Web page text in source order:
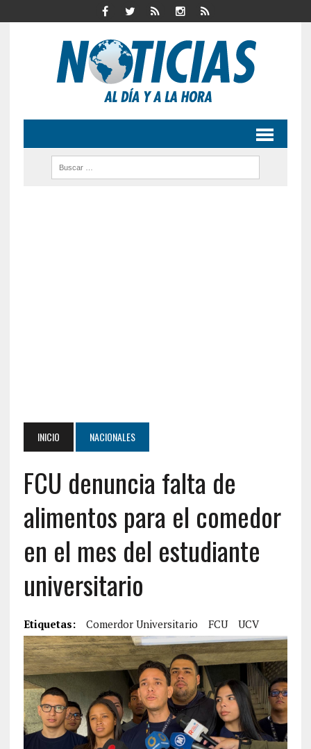
INICIO NACIONALES
FCU denuncia falta de
alimentos para el comedor
en el mes del estudiante
universitario
Etiquetas: Comerdor Universitario FCU UCV